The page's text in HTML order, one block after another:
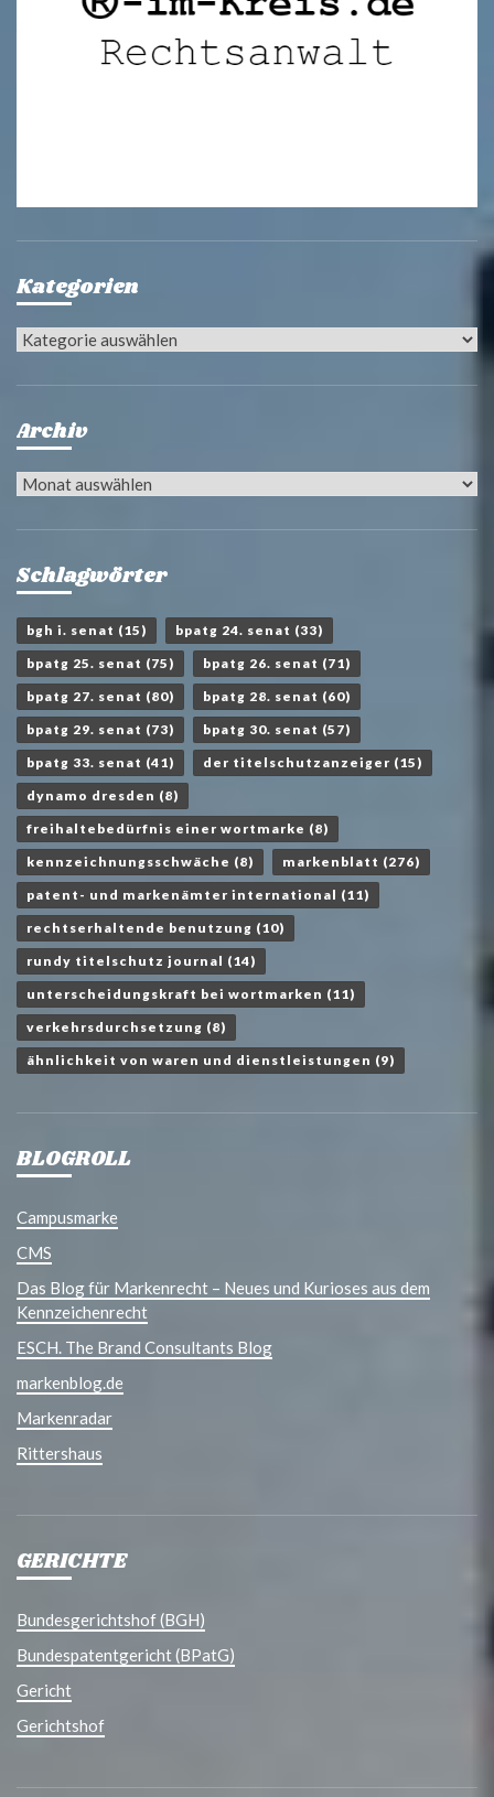
Kategorien
Kategorien
Archiv
Archiv
Schlagwörter
bgh i. senat (15) bpatg 24. senat (33)
bpatg 25. senat (75) bpatg 26. senat (71)
bpatg 27. senat (80) bpatg 28. senat (60)
bpatg 29. senat (73) bpatg 30. senat (57)
bpatg 33. senat (41) der titelschutzanzeiger (15)
dynamo dresden (8)
freihaltebedürfnis einer wortmarke (8)
kennzeichnungsschwäche (8) markenblatt (276)
patent- und markenämter international (11)
rechtserhaltende benutzung (10)
rundy titelschutz journal (14)
unterscheidungskraft bei wortmarken (11)
verkehrsdurchsetzung (8)
ähnlichkeit von waren und dienstleistungen (9)
BLOGROLL
Campusmarke
CMS
Das Blog für Markenrecht – Neues und Kurioses aus dem
Kennzeichenrecht
ESCH. The Brand Consultants Blog
markenblog.de
Markenradar
Rittershaus
GERICHTE
Bundesgerichtshof (BGH)
Bundespatentgericht (BPatG)
Gericht
Gerichtshof